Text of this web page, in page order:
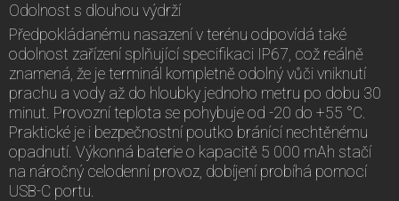
Odolnost s dlouhou výdrží
Předpokládanému nasazení v terénu odpovídá také
odolnost zařízení splňující specifikaci IP67, což reálně
znamená, že je terminál kompletně odolný vůči vniknutí
prachu a vody až do hloubky jednoho metru po dobu 30
minut. Provozní teplota se pohybuje od -20 do +55 °C.
Praktické je i bezpečnostní poutko bránící nechtěnému
opadnutí. Výkonná baterie o kapacitě 5 000 mAh stačí
na náročný celodenní provoz, dobíjení probíhá pomocí
USB-C portu.